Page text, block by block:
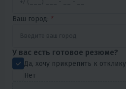
Ваш город: *
У вас есть готовое резюме?
Да, хочу прикрепить к отклику
Нет